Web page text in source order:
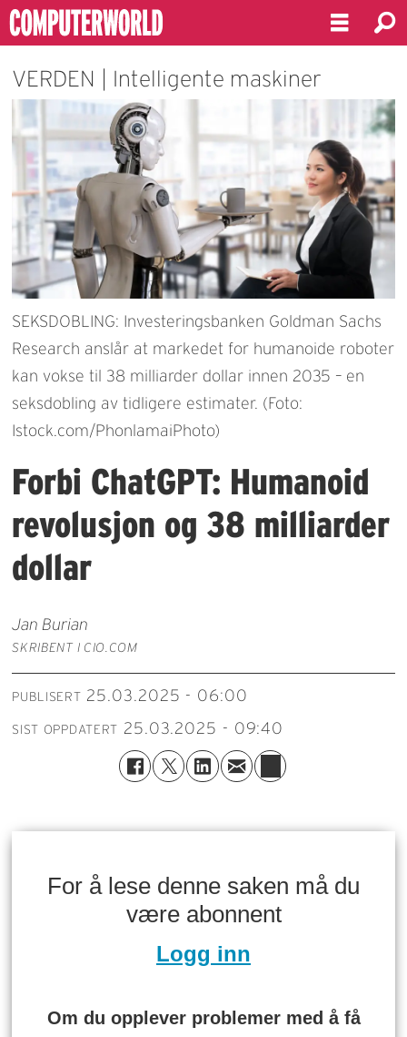
VERDEN | Intelligente maskiner
SEKSDOBLING: Investeringsbanken Goldman Sachs
Research anslår at markedet for humanoide roboter
kan vokse til 38 milliarder dollar innen 2035 – en
seksdobling av tidligere estimater. (Foto:
Istock.com/PhonlamaiPhoto)
Forbi ChatGPT: Humanoid
revolusjon og 38 milliarder
dollar
Jan Burian
SKRIBENT I CIO.COM
PUBLISERT 25.03.2025 - 06:00
SIST OPPDATERT 25.03.2025 - 09:40
For å lese denne saken må du
være abonnent
Logg inn
Om du opplever problemer med å få